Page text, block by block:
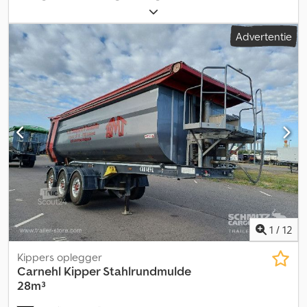
, laadruimte lengte:
laadruimtebreedte:2.330 mm, laadruimtehoogte:1.450 mm,
laadruimte inhoud: 25 m³
, ? Geïsoleerde stalen
halfronde bak ? Met vulmateriaal ? Klapbare onderrijbeveiliging ?
Trommelrem ? Platform ? ABS ? Luchtlift ? EBS ? Steunpoten ?
Rolzeil ? BPW-assen Alle gegevens zonder garantie / tussentijdse
verkoop voorbehouden. Chedpfx Aoxxv U Ssg Ija
Advertentie
1 / 12
Kippers oplegger
Carnehl Kipper Stahlrundmulde
28m³